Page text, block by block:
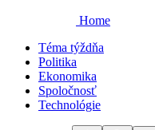
Home
Téma týždňa
Politika
Ekonomika
Spoločnosť
Technológie